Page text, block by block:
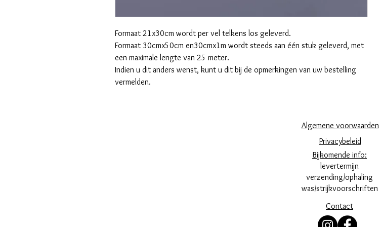
Formaat 21x30cm wordt per vel telkens los geleverd.
Formaat 30cmx50cm en30cmx1m wordt steeds aan één stuk geleverd, met
een maximale lengte van 25 meter.
Indien u dit anders wenst, kunt u dit bij de opmerkingen van uw bestelling
vermelden.
Algemene voorwaarden
Privacybeleid
Bijkomende info:
levertermijn
verzending/ophaling
was/strijkvoorschriften
Contact